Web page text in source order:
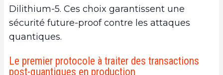
Dilithium-5. Ces choix garantissent une
sécurité future-proof contre les attaques
quantiques.
Le premier protocole à traiter des transactions
post-quantiques en production